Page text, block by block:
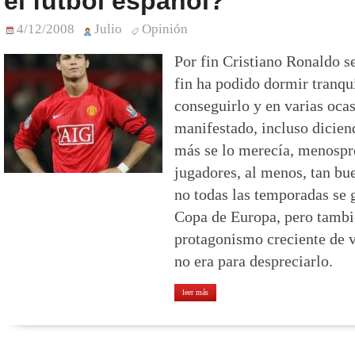
4/12/2008 Julio Opinión
Por fin Cristiano Ronaldo
fin ha podido dormir
conseguirlo y en varias
manifestado, incluso
más se lo merecía,
jugadores, al menos, tan
no todas las temporadas
Copa de Europa, pero
protagonismo creciente de
no era para despreciarlo.
leer más